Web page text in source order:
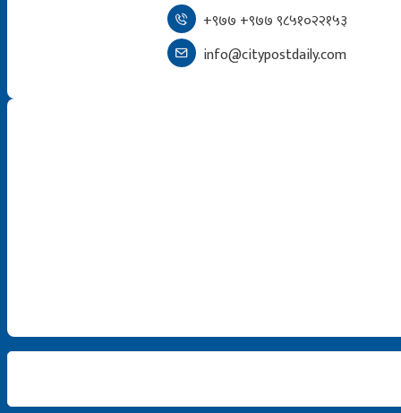
+९७७ +९७७ ९८५१०२२१५३
info@citypostdaily.com